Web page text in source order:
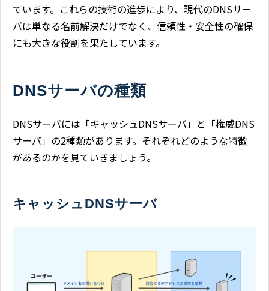
ています。これらの技術の進歩により、現代のDNSサー
バは単なる名前解決だけでなく、信頼性・安全性の確保
にも大きな役割を果たしています。
DNSサーバの種類
DNSサーバには「キャッシュDNSサーバ」と「権威DNS
サーバ」の2種類があります。それぞれどのような特徴
があるのかを見ていきましょう。
キャッシュDNSサーバ